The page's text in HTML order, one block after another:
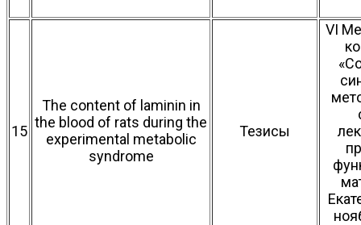
15
The content of laminin in
the blood of rats during the
experimental metabolic
syndrome
Тезисы
VI